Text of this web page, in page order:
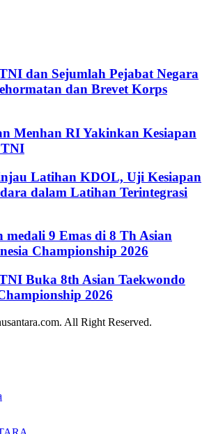
dan Sejumlah Pejabat Negara
dan Brevet Korps
Menhan RI Yakinkan Kesiapan
Latihan KDOL, Uji Kesiapan
dalam Latihan Terintegrasi
medali 9 Emas di 8 Th Asian
Championship 2026
Buka 8th Asian Taekwondo
2026
All Right Reserved.